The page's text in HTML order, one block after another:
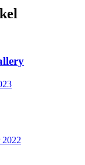
2022